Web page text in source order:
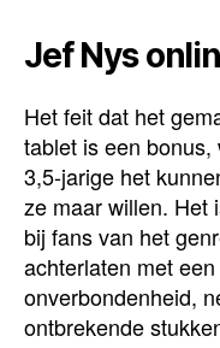
Jef Nys
Het feit dat het
tablet is een
3,5-jarige het
ze maar willen. Het
bij fans van het
achterlaten met
onverbondenheid,
ontbrekende